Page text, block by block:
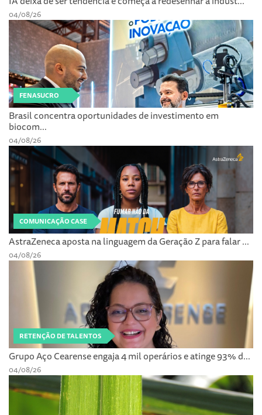
04/08/26
FENASUCRO
Brasil concentra oportunidades de investimento em
biocom...
04/08/26
COMUNICAÇÃO CASE
AstraZeneca aposta na linguagem da Geração Z para falar ...
04/08/26
RETENÇÃO DE TALENTOS
Grupo Aço Cearense engaja 4 mil operários e atinge 93% d...
04/08/26